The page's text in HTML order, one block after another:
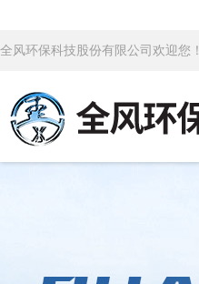
全风环保科技股份有限公司欢迎您！